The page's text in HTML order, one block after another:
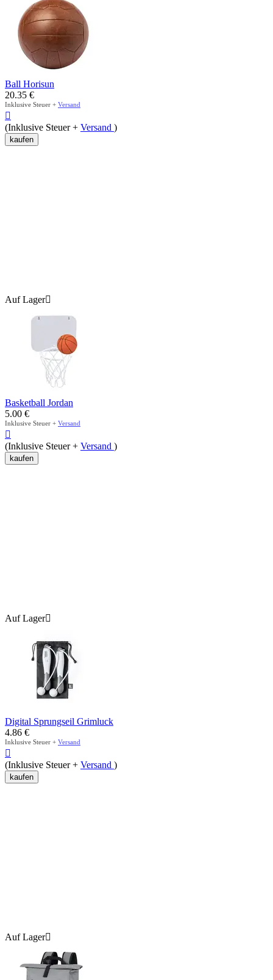
Ball Horisun
20.35 €
Inklusive Steuer + Versand

(Inklusive Steuer + Versand )
kaufen
Auf Lager
Basketball Jordan
5.00 €
Inklusive Steuer + Versand

(Inklusive Steuer + Versand )
kaufen
Auf Lager
Digital Sprungseil Grimluck
4.86 €
Inklusive Steuer + Versand

(Inklusive Steuer + Versand )
kaufen
Auf Lager